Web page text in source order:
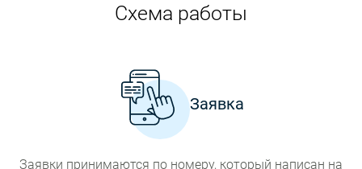
Схема работы
Заявка
Заявки принимаются по номеру, который написан на